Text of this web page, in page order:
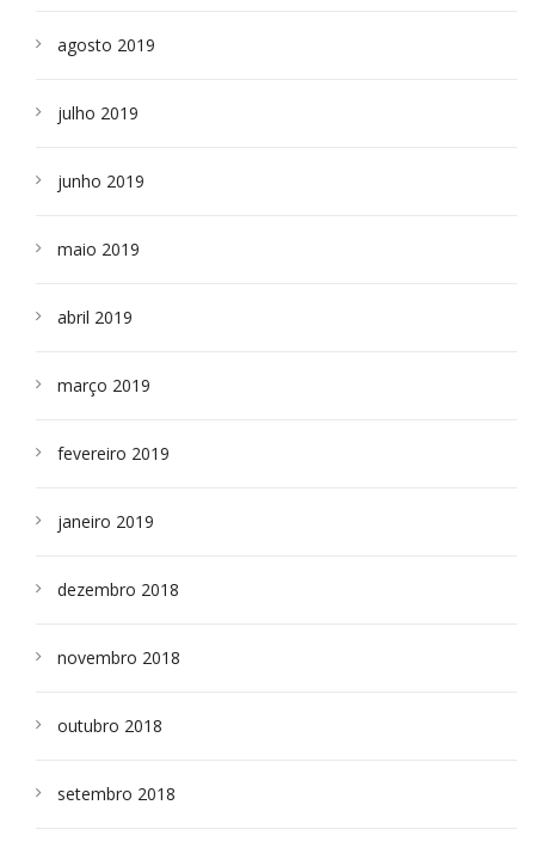
agosto 2019
julho 2019
junho 2019
maio 2019
abril 2019
março 2019
fevereiro 2019
janeiro 2019
dezembro 2018
novembro 2018
outubro 2018
setembro 2018